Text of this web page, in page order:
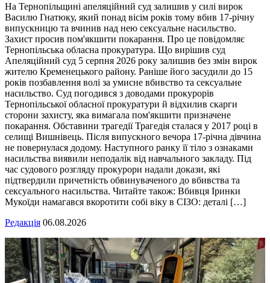
На Тернопільщині апеляційний суд залишив у силі вирок
Василю Гнатюку, який понад вісім років тому вбив 17-річну
випускницю та вчинив над нею сексуальне насильство.
Захист просив пом'якшити покарання. Про це повідомляє
Тернопільська обласна прокуратура. Що вирішив суд
Апеляційний суд 5 серпня 2026 року залишив без змін вирок
жителю Кременецького району. Раніше його засудили до 15
років позбавлення волі за умисне вбивство та сексуальне
насильство. Суд погодився з доводами прокурорів
Тернопільської обласної прокуратури й відхилив скарги
сторони захисту, яка вимагала пом'якшити призначене
покарання. Обставини трагедії Трагедія сталася у 2017 році в
селищі Вишнівець. Після випускного вечора 17-річна дівчина
не повернулася додому. Наступного ранку її тіло з ознаками
насильства виявили неподалік від навчального закладу. Під
час судового розгляду прокурори надали докази, які
підтвердили причетність обвинуваченого до вбивства та
сексуального насильства. Читайте також: Вбивця Іринки
Мукоїди намагався вкоротити собі віку в СІЗО: деталі […]
Редакція 06.08.2026